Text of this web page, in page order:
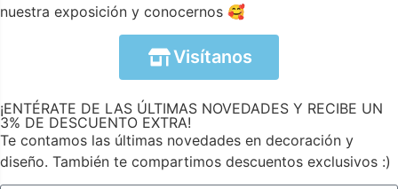
nuestra exposición y conocernos 🥰
Visítanos
¡ENTÉRATE DE LAS ÚLTIMAS NOVEDADES Y RECIBE UN
3% DE DESCUENTO EXTRA!
Te contamos las últimas novedades en decoración y
diseño. También te compartimos descuentos exclusivos :)